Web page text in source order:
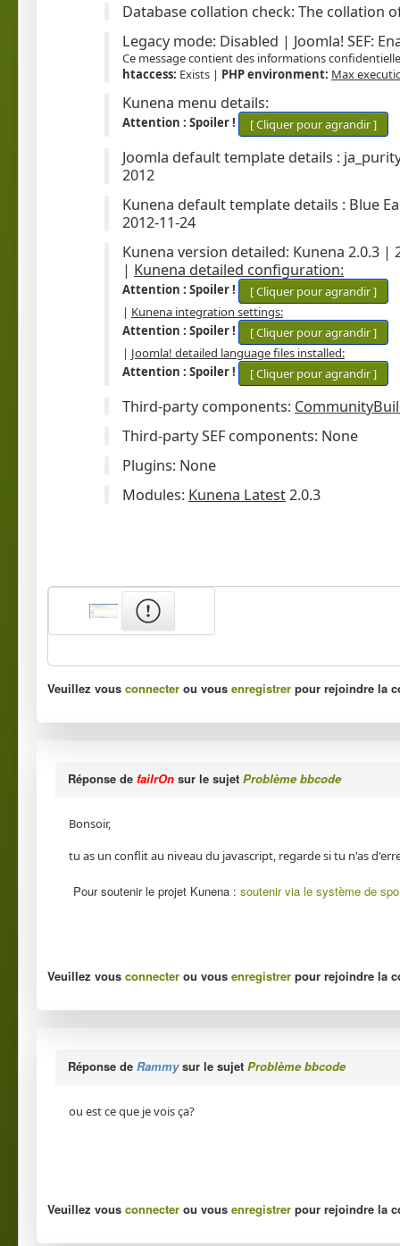
Database collation check: The collation
Legacy mode: Disabled | Joomla! SEF:
Ce message contient des informations
htaccess: Exists | PHP environment: Max
Kunena menu details:
Attention : Spoiler !
Joomla default template details :
2012
Kunena default template details : Blue
2012-11-24
Kunena version detailed: Kunena 2.0.3 |
| Kunena detailed configuration:
Attention : Spoiler !
| Kunena integration settings:
Attention : Spoiler !
| Joomla! detailed language files installed:
Attention : Spoiler !
Third-party components:
Third-party SEF components: None
Plugins: None
Modules: Kunena Latest2.0.3
Veuillez vous connecter ou vous enregistrer pour rejoindre la
Réponse de failrOn sur le sujet Problème bbcode
Bonsoir,
tu as un conflit au niveau du javascript, regarde si tu n'as
Pour soutenir le projet Kunena : soutenir via le système de
Veuillez vous connecter ou vous enregistrer pour rejoindre la
Réponse de Rammysur le sujet Problème bbcode
ou est ce que je vois ça?
Veuillez vous connecter ou vous enregistrer pour rejoindre la